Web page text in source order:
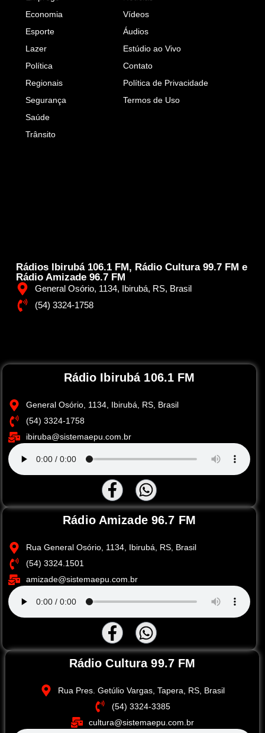
Rádios Ibirubá 106.1 FM, Rádio Cultura 99.7 FM e
Rádio Amizade 96.7 FM
General Osório, 1134, Ibirubá, RS, Brasil
(54) 3324-1758
Economia
Esporte
Lazer
Política
Regionais
Segurança
Saúde
Trânsito
Vídeos
Áudios
Estúdio ao Vivo
Contato
Política de Privacidade
Termos de Uso
Rádio Ibirubá 106.1 FM
General Osório, 1134, Ibirubá, RS, Brasil
(54) 3324-1758
ibiruba@sistemaepu.com.br
Rádio Amizade 96.7 FM
Rua General Osório, 1134, Ibirubá, RS, Brasil
(54) 3324.1501
amizade@sistemaepu.com.br
Rádio Cultura 99.7 FM
Rua Pres. Getúlio Vargas, Tapera, RS, Brasil
(54) 3324-3385
cultura@sistemaepu.com.br